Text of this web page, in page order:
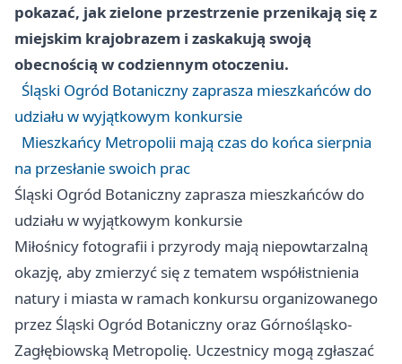
pokazać, jak zielone przestrzenie przenikają się z
miejskim krajobrazem i zaskakują swoją
obecnością w codziennym otoczeniu.
Śląski Ogród Botaniczny zaprasza mieszkańców do
udziału w wyjątkowym konkursie
Mieszkańcy Metropolii mają czas do końca sierpnia
na przesłanie swoich prac
Śląski Ogród Botaniczny zaprasza mieszkańców do
udziału w wyjątkowym konkursie
Miłośnicy fotografii i przyrody mają niepowtarzalną
okazję, aby zmierzyć się z tematem współistnienia
natury i miasta w ramach konkursu organizowanego
przez Śląski Ogród Botaniczny oraz Górnośląsko-
Zagłębiowską Metropolię. Uczestnicy mogą zgłaszać